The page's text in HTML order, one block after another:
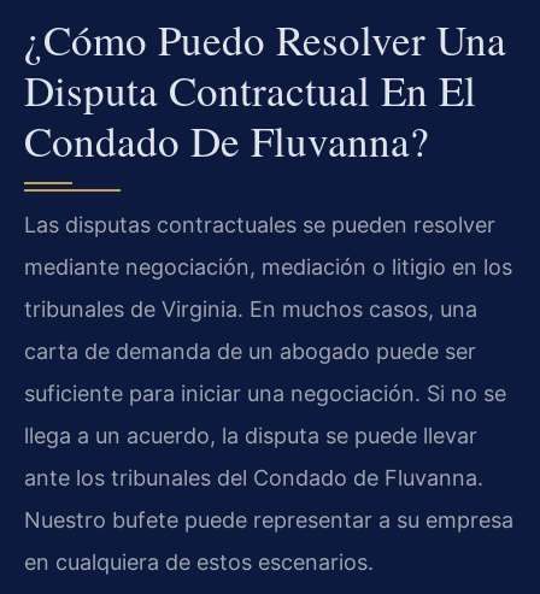
¿Cómo Puedo Resolver Una
Disputa Contractual En El
Condado De Fluvanna?
Las disputas contractuales se pueden resolver
mediante negociación, mediación o litigio en los
tribunales de Virginia. En muchos casos, una
carta de demanda de un abogado puede ser
suficiente para iniciar una negociación. Si no se
llega a un acuerdo, la disputa se puede llevar
ante los tribunales del Condado de Fluvanna.
Nuestro bufete puede representar a su empresa
en cualquiera de estos escenarios.